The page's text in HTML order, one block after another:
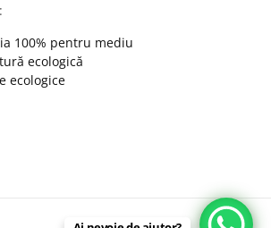
100% pentru mediu
ecologică
ecologice